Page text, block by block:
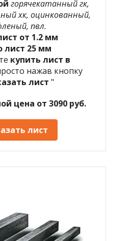
горячекатанный гк,
хк, оцинкованный,
пвл.
от 1.2 мм
лист 25 мм
купить лист в
нажав кнопку
лист "
цена от 3090 руб.
лист